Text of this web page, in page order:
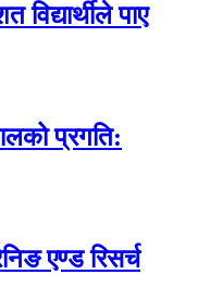
पाए
प्रगति:
एण्ड रिसर्च